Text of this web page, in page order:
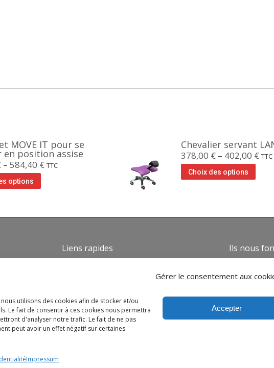
Gérer le consentement aux
utilisons des cookies afin de stocker et/ou
Le fait de consentir à ces cookies nous permettra
d'analyser notre trafic. Le fait de ne pas
peut avoir un effet négatif sur certaines
Accepter
Impressum
MOVE IT pour se
en position assise
– 584,40 € TTC
options
Chevalier servant
378,00 € – 402,00 € TTC
Choix des options
Liens rapides
Conditions générales de vente
Politique de confidentialité
Politique de cookies
Mentions légales
Ils nous